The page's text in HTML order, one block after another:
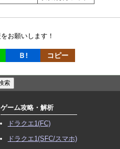
お願いします！
Ｂ! コピー
ゲーム攻略・解析
ドラクエ1(FC)
ドラクエ1(SFC/スマホ)